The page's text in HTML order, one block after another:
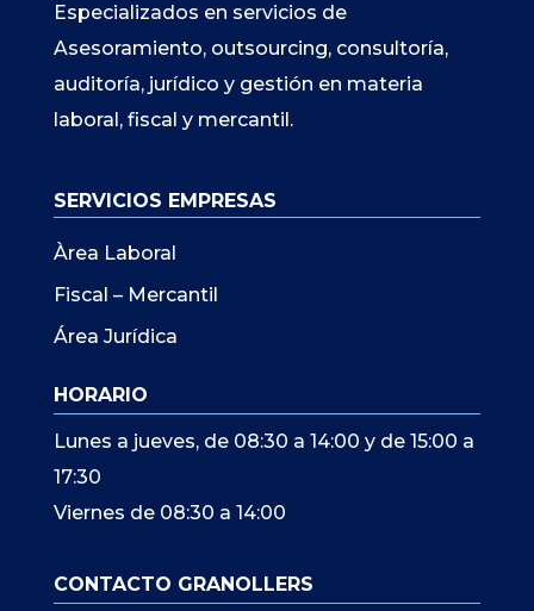
Especializados en servicios de
Asesoramiento, outsourcing, consultoría,
auditoría, jurídico y gestión en materia
laboral, fiscal y mercantil.
SERVICIOS EMPRESAS
Àrea Laboral
Fiscal – Mercantil
Área Jurídica
HORARIO
Lunes a jueves, de 08:30 a 14:00 y de 15:00 a
17:30
Viernes de 08:30 a 14:00
CONTACTO GRANOLLERS